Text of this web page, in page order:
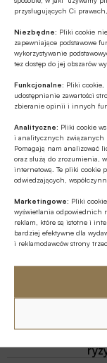
przysługujących Ci
Niezbędne: Pliki cookie
zapewniające podstawowe
wykorzystywanie
tez dostęp do jej obszarów
Funkcjonalne: Pliki
udostępnianie zawartości
zbieranie opinii i innych
Analityczne: Pliki cookie
i analitycznych związanych
Pomagają nam analizować
oraz służą do zrozumienia,
internetową. Te pliki cookie
odwiedzających,
Marketingowe: Pliki
wyświetlania odpowiednich
reklam, które są istotne i
bardziej efektywne dla
i reklamodawców strony
W erze
innowacje
takich jak np.
klientom nowe
konkurencyjność.
bankowości
dysponować
umożliwiają
nie miesięcy czy
Polecamy
Z
Z